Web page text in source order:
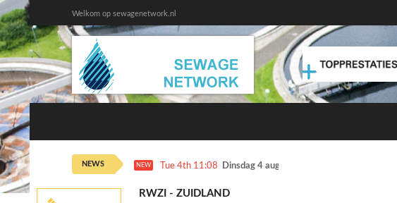
Welkom op sewagenetwork.nl
NEWS NEW Tue 4th 11:08 Dinsdag 4 augustus kans op smog door ozon
RWZI - ZUIDLAND